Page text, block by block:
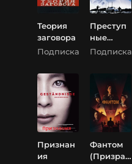
Теория
заговора
Подписка
Преступ
ные
связи
Подписка
Признан
ия
Фантом
(Призрак